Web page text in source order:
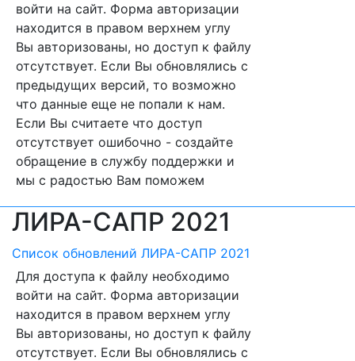
войти на сайт. Форма авторизации
находится в правом верхнем углу
Вы авторизованы, но доступ к файлу
отсутствует. Если Вы обновлялись с
предыдущих версий, то возможно
что данные еще не попали к нам.
Если Вы считаете что доступ
отсутствует ошибочно - создайте
обращение в службу поддержки и
мы с радостью Вам поможем
ЛИРА-САПР 2021
Список обновлений ЛИРА-САПР 2021
Для доступа к файлу необходимо
войти на сайт. Форма авторизации
находится в правом верхнем углу
Вы авторизованы, но доступ к файлу
отсутствует. Если Вы обновлялись с